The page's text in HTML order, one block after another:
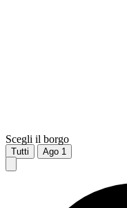
Scegli il borgo
Tutti Ago 1